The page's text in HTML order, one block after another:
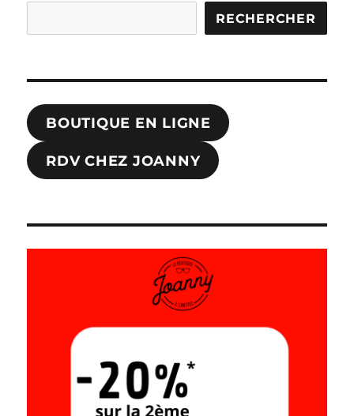
RECHERCHER
BOUTIQUE EN LIGNE
RDV CHEZ JOANNY